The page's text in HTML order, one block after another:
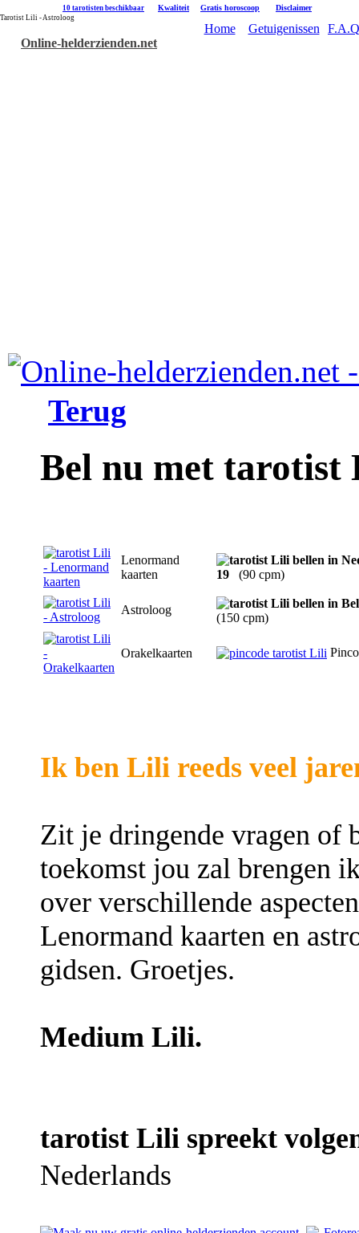
10 tarotisten beschikbaar Kwaliteit Gratis horoscoop Disclaimer
Tarotist Lili - Astroloog
Online-helderzienden.net
Home Getuigenissen
Terug
Bel nu met tarotist
Lenormand
kaarten
19 (90 cpm)
Astroloog
(150 cpm)
Orakelkaarten
Ik ben Lili reeds veel
Zit je dringende vragen of
toekomst jou zal brengen
over verschillende
Lenormand kaarten en
gidsen. Groetjes.
Medium Lili.
tarotist Lili spreekt
Nederlands